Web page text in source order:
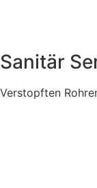
Sanitär
Verstopften